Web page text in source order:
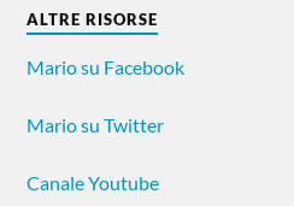
ALTRE RISORSE
Mario su Facebook
Mario su Twitter
Canale Youtube